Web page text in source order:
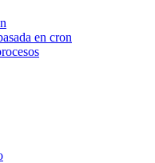
en cron